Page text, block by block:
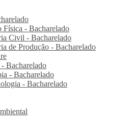
Física - Bacharelado
Civil - Bacharelado
de Produção - Bacharelado
Bacharelado
- Bacharelado
- Bacharelado